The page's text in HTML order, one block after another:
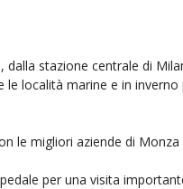
stazione centrale di
località marine e in inverno
le migliori aziende di Monza
per una visita